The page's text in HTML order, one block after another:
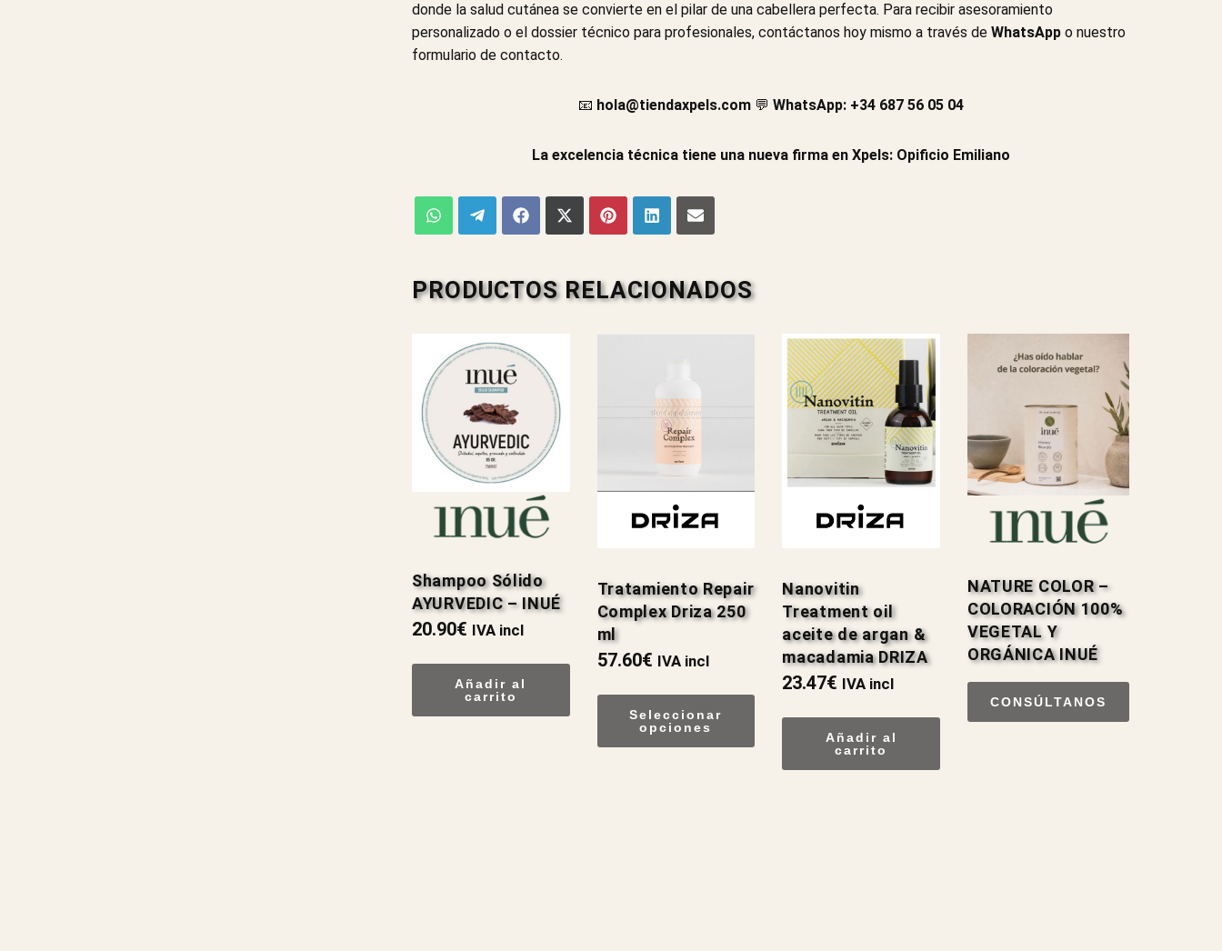
donde la salud cutánea se convierte en el pilar de una cabellera perfecta. Para recibir asesoramiento
personalizado o el dossier técnico para profesionales, contáctanos hoy mismo a través de WhatsApp o nuestro
formulario de contacto.
📧 hola@tiendaxpels.com💬 WhatsApp: +34 687 56 05 04
La excelencia técnica tiene una nueva firma en Xpels: Opificio Emiliano
PRODUCTOS RELACIONADOS
Shampoo Sólido
AYURVEDIC – INUÉ
20.90€ IVA incl
Añadir al
carrito
Tratamiento Repair
Complex Driza 250
ml
57.60€ IVA incl
Seleccionar
opciones
Nanovitin
Treatment oil
aceite de argan &
macadamia DRIZA
23.47€ IVA incl
Añadir al
carrito
NATURE COLOR –
COLORACIÓN 100%
VEGETAL Y
ORGÁNICA INUÉ
CONSÚLTANOS